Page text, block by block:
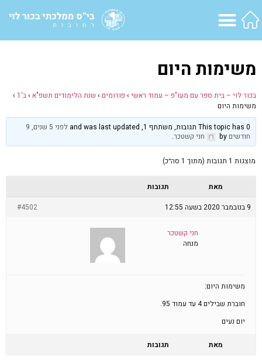
משימות היום
בכור לוי – בית ספר עם מעו"פ – עמוד ראשי › פורומים › שנת הלימודים תשפ"א ›ב'1
›
משימות היום
This topic has 0 תגובות, משתתף 1, and was last updated
לפני 5 שנים, 9
חודשים by חני קשטכר.
מוצגות 1 תגובות (מתוך 1 סה״כ)
מאת
תגובות
9 בנובמבר 2020 בשעה 12:55
#4502
חני קשטכר
מנחה
משימות היום:
חוברת שבילים 4 עד עמוד 95.
יום נעים
מאת תגובות